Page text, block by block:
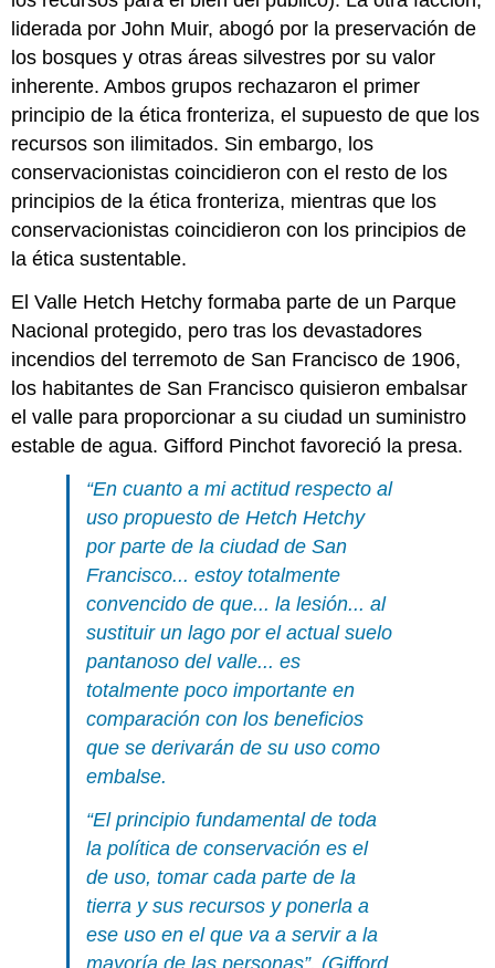
liderada por John Muir, abogó por la preservación de
los bosques y otras áreas silvestres por su valor
inherente. Ambos grupos rechazaron el primer
principio de la ética fronteriza, el supuesto de que los
recursos son ilimitados. Sin embargo, los
conservacionistas coincidieron con el resto de los
principios de la ética fronteriza, mientras que los
conservacionistas coincidieron con los principios de
la ética sustentable.
El Valle Hetch Hetchy formaba parte de un Parque
Nacional protegido, pero tras los devastadores
incendios del terremoto de San Francisco de 1906,
los habitantes de San Francisco quisieron embalsar
el valle para proporcionar a su ciudad un suministro
estable de agua. Gifford Pinchot favoreció la presa.
“En cuanto a mi actitud respecto al
uso propuesto de Hetch Hetchy
por parte de la ciudad de San
Francisco... estoy totalmente
convencido de que... la lesión... al
sustituir un lago por el actual suelo
pantanoso del valle... es
totalmente poco importante en
comparación con los beneficios
que se derivarán de su uso como
embalse.
“El principio fundamental de toda
la política de conservación es el
de uso, tomar cada parte de la
tierra y sus recursos y ponerla a
ese uso en el que va a servir a la
mayoría de las personas”. (Gifford